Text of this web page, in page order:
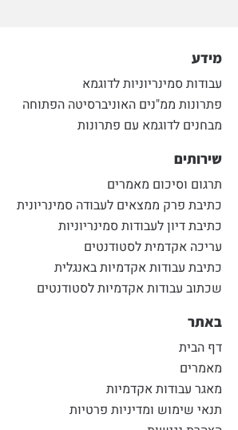
מידע
עבודות סמינריוניות לדוגמא
פתרונות ממ"נים האוניברסיטה הפתוחה
מבחנים לדוגמא עם פתרונות
שירותים
תרגום וסיכום מאמרים
כתיבת פרק ממצאים לעבודה סמינריונית
כתיבת דיון לעבודות סמינריוניות
עריכה אקדמית לסטודנטים
כתיבת עבודות אקדמיות באנגלית
שכתוב עבודות אקדמיות לסטודנטים
באתר
דף הבית
מאמרים
מאגר עבודות אקדמיות
תנאי שימוש ומדיניות פרטיות